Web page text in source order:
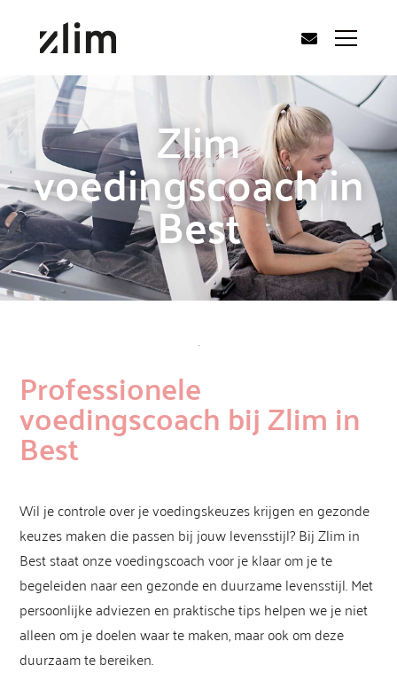
Zlim
voedingscoach in
Best
Professionele
voedingscoach bij Zlim in
Best
Wil je controle over je voedingskeuzes krijgen en gezonde
keuzes maken die passen bij jouw levensstijl? Bij Zlim in
Best staat onze voedingscoach voor je klaar om je te
begeleiden naar een gezonde en duurzame levensstijl. Met
persoonlijke adviezen en praktische tips helpen we je niet
alleen om je doelen waar te maken, maar ook om deze
duurzaam te bereiken.